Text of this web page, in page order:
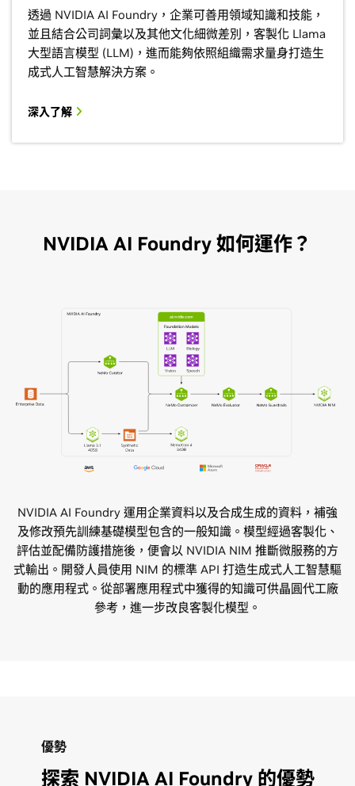
透過 NVIDIA AI Foundry，企業可善用領域知識和技能，
並且結合公司詞彙以及其他文化細微差別，客製化 Llama
大型語言模型 (LLM)，進而能夠依照組織需求量身打造生
成式人工智慧解決方案。
深入了解
NVIDIA AI Foundry 如何運作？
NVIDIA AI Foundry 運用企業資料以及合成生成的資料，補強
及修改預先訓練基礎模型包含的一般知識。模型經過客製化、
評估並配備防護措施後，便會以 NVIDIA NIM 推斷微服務的方
式輸出。開發人員使用 NIM 的標準 API 打造生成式人工智慧驅
動的應用程式。從部署應用程式中獲得的知識可供晶圓代工廠
參考，進一步改良客製化模型。
優勢
探索 NVIDIA AI Foundry 的優勢